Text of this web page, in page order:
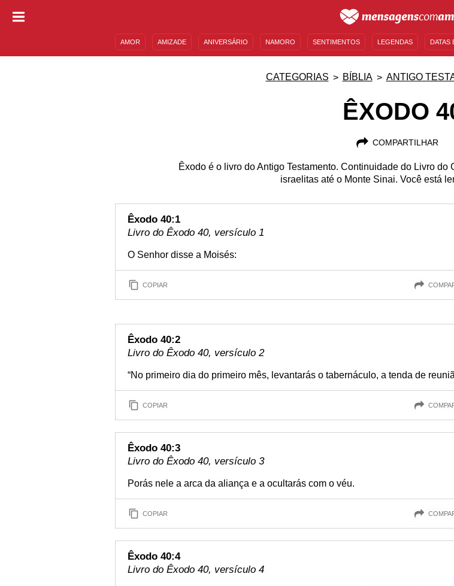
AMOR AMIZADE ANIVERSÁRIO NAMORO SENTIMENTOS LEGENDAS DATAS
CATEGORIAS BÍBLIA ANTIGO
ÊXODO
COMPARTILHAR
Êxodo é o livro do Antigo Testamento. Continuidade do Livro
israelitas até o Monte Sinai. Você está
Êxodo 40:1
Livro do Êxodo 40, versículo 1
O Senhor disse a Moisés:
COPIAR
Êxodo 40:2
Livro do Êxodo 40, versículo 2
“No primeiro dia do primeiro mês, levantarás o tabernáculo, a tenda de
COPIAR
Êxodo 40:3
Livro do Êxodo 40, versículo 3
Porás nele a arca da aliança e a ocultarás com o véu.
COPIAR
Êxodo 40:4
Livro do Êxodo 40, versículo 4